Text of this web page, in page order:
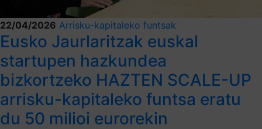
22/04/2026 Arrisku-kapitaleko funtsak
Eusko Jaurlaritzak euskal
startupen hazkundea
bizkortzeko HAZTEN SCALE-UP
arrisku-kapitaleko funtsa eratu
du 50 milioi eurorekin